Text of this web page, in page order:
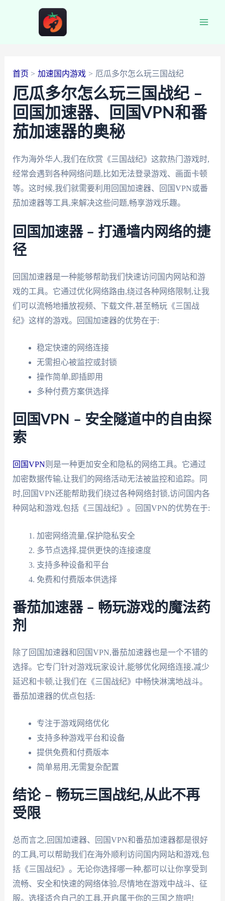
首页 加速国内游戏 厄瓜多尔怎么玩三国战纪
厄瓜多尔怎么玩三国战纪 –
回国加速器、回国VPN和番
茄加速器的奥秘
作为海外华人,我们在欣赏《三国战纪》这款热门游戏时,
经常会遇到各种网络问题,比如无法登录游戏、画面卡顿
等。这时候,我们就需要利用回国加速器、回国VPN或番
茄加速器等工具,来解决这些问题,畅享游戏乐趣。
回国加速器 – 打通墙内网络的捷
径
回国加速器是一种能够帮助我们快速访问国内网站和游
戏的工具。它通过优化网络路由,绕过各种网络限制,让我
们可以流畅地播放视频、下载文件,甚至畅玩《三国战
纪》这样的游戏。回国加速器的优势在于:
稳定快速的网络连接
无需担心被监控或封锁
操作简单,即插即用
多种付费方案供选择
回国VPN – 安全隧道中的自由探
索
回国VPN则是一种更加安全和隐私的网络工具。它通过
加密数据传输,让我们的网络活动无法被监控和追踪。同
时,回国VPN还能帮助我们绕过各种网络封锁,访问国内各
种网站和游戏,包括《三国战纪》。回国VPN的优势在于:
加密网络流量,保护隐私安全
多节点选择,提供更快的连接速度
支持多种设备和平台
免费和付费版本供选择
番茄加速器 – 畅玩游戏的魔法药
剂
除了回国加速器和回国VPN,番茄加速器也是一个不错的
选择。它专门针对游戏玩家设计,能够优化网络连接,减少
延迟和卡顿,让我们在《三国战纪》中畅快淋漓地战斗。
番茄加速器的优点包括:
专注于游戏网络优化
支持多种游戏平台和设备
提供免费和付费版本
简单易用,无需复杂配置
结论 – 畅玩三国战纪,从此不再
受限
总而言之,回国加速器、回国VPN和番茄加速器都是很好
的工具,可以帮助我们在海外顺利访问国内网站和游戏,包
括《三国战纪》。无论你选择哪一种,都可以让你享受到
流畅、安全和快速的网络体验,尽情地在游戏中战斗、征
服。选择适合自己的工具,开启属于你的三国之旅吧!